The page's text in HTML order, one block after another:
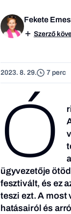
Fekete
Szerző
2023. 8. 29. 7 perc
Ó
ügyvezetője
fesztivált, és ez
teszi ezt. A most
hatásairól és